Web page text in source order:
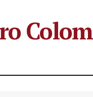
Colom